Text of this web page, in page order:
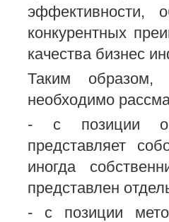
эффективности,
конкурентных
качества бизнес
Таким образом,
необходимо
- с позиции
представляет
иногда
представлен
- с позиции